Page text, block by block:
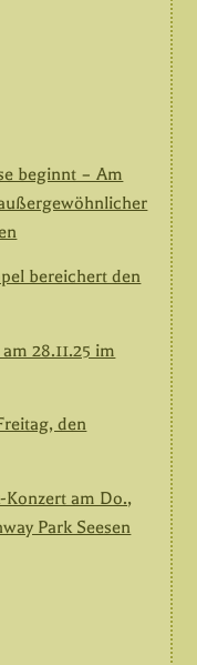
beginnt – Am
bereichert den
28.11.25 im
den
Konzert am Do.,
Park Seesen